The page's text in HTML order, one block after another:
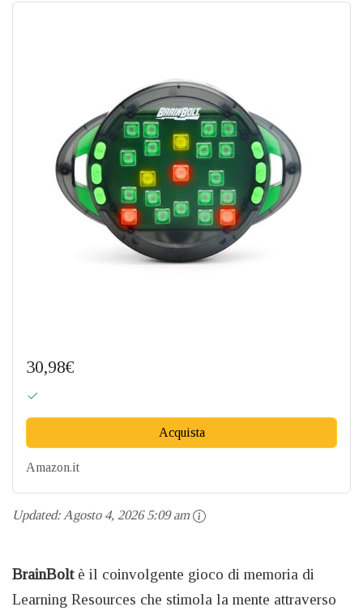
30,98€
Acquista
Amazon.it
Updated:Agosto 4, 2026 5:09 am
BrainBolt è il coinvolgente gioco di memoria di
Learning Resources che stimola la mente attraverso